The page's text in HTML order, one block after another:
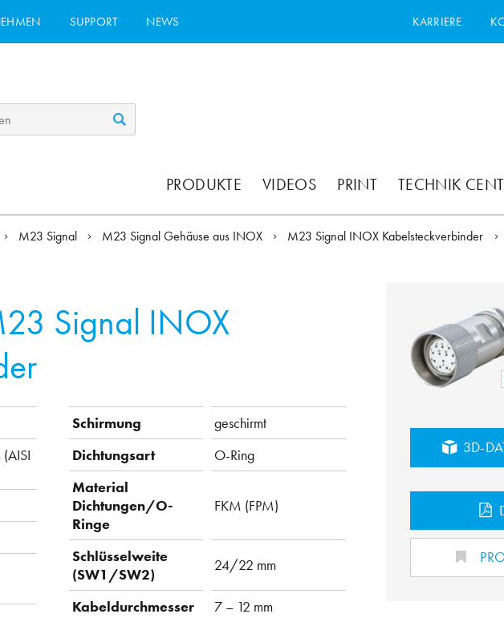
SUPPORT NEWS KARRIERE
PRODUKTE VIDEOS PRINT TECHNIK
M23 Signal M23 Signal Gehäuse aus INOX
M23 Signal INOX Kabelsteckverbinder
Signal INOX
Schirmung
geschirmt
Dichtungsart
O-Ring
Material
Dichtungen/O-
Ringe
FKM (FPM)
Schlüsselweite
(SW1/SW2)
24/22 mm
Kabeldurchmesser
7 – 12 mm
3D-